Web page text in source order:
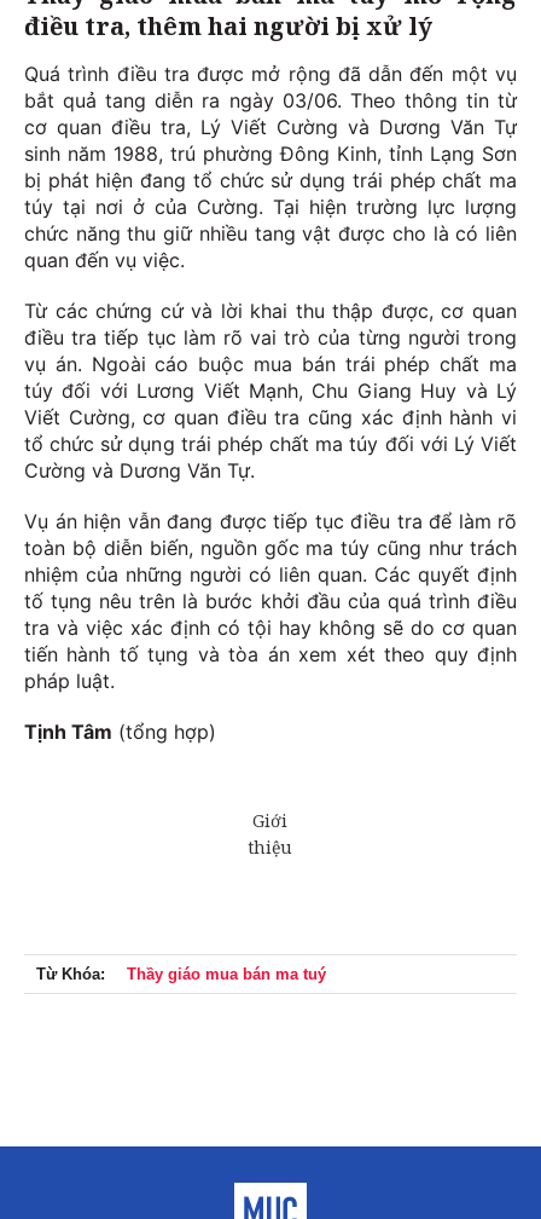
điều tra, thêm hai người bị xử lý
Quá trình điều tra được mở rộng đã dẫn đến một vụ
bắt quả tang diễn ra ngày 03/06. Theo thông tin từ
cơ quan điều tra, Lý Viết Cường và Dương Văn Tự
sinh năm 1988, trú phường Đông Kinh, tỉnh Lạng Sơn
bị phát hiện đang tổ chức sử dụng trái phép chất ma
túy tại nơi ở của Cường. Tại hiện trường lực lượng
chức năng thu giữ nhiều tang vật được cho là có liên
quan đến vụ việc.
Từ các chứng cứ và lời khai thu thập được, cơ quan
điều tra tiếp tục làm rõ vai trò của từng người trong
vụ án. Ngoài cáo buộc mua bán trái phép chất ma
túy đối với Lương Viết Mạnh, Chu Giang Huy và Lý
Viết Cường, cơ quan điều tra cũng xác định hành vi
tổ chức sử dụng trái phép chất ma túy đối với Lý Viết
Cường và Dương Văn Tự.
Vụ án hiện vẫn đang được tiếp tục điều tra để làm rõ
toàn bộ diễn biến, nguồn gốc ma túy cũng như trách
nhiệm của những người có liên quan. Các quyết định
tố tụng nêu trên là bước khởi đầu của quá trình điều
tra và việc xác định có tội hay không sẽ do cơ quan
tiến hành tố tụng và tòa án xem xét theo quy định
pháp luật.
Tịnh Tâm (tổng hợp)
Từ Khóa: Thầy giáo mua bán ma tuý